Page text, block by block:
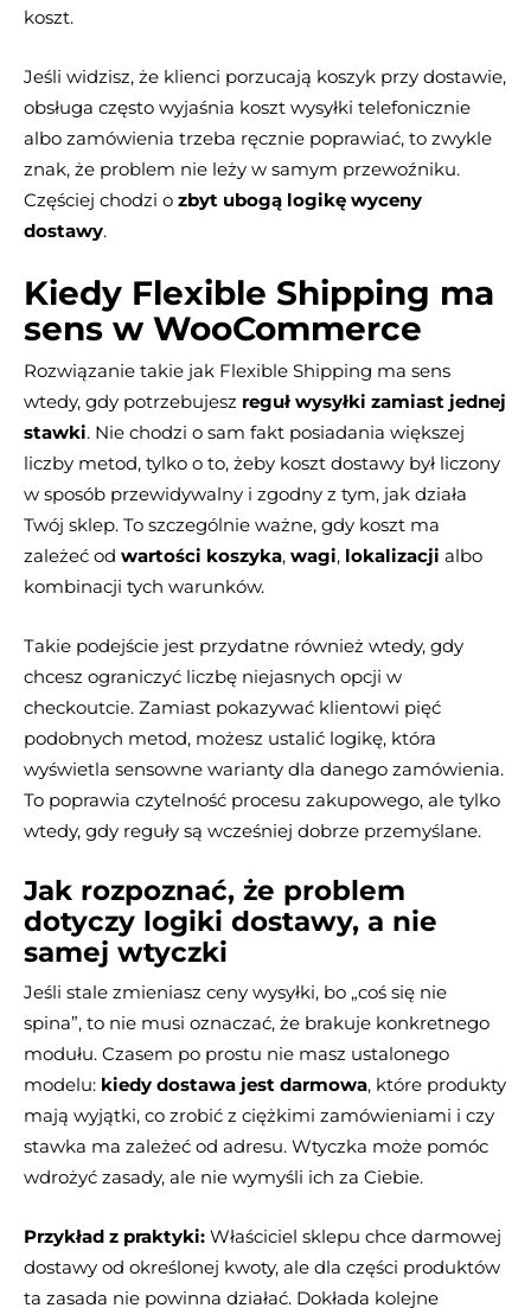
koszt.
Jeśli widzisz, że klienci porzucają koszyk przy dostawie,
obsługa często wyjaśnia koszt wysyłki telefonicznie
albo zamówienia trzeba ręcznie poprawiać, to zwykle
znak, że problem nie leży w samym przewoźniku.
Częściej chodzi o zbyt ubogą logikę wyceny
dostawy.
Kiedy Flexible Shipping ma
sens w WooCommerce
Rozwiązanie takie jak Flexible Shipping ma sens
wtedy, gdy potrzebujesz reguł wysyłki zamiast jednej
stawki. Nie chodzi o sam fakt posiadania większej
liczby metod, tylko o to, żeby koszt dostawy był liczony
w sposób przewidywalny i zgodny z tym, jak działa
Twój sklep. To szczególnie ważne, gdy koszt ma
zależeć od wartości koszyka, wagi, lokalizacji albo
kombinacji tych warunków.
Takie podejście jest przydatne również wtedy, gdy
chcesz ograniczyć liczbę niejasnych opcji w
checkoutcie. Zamiast pokazywać klientowi pięć
podobnych metod, możesz ustalić logikę, która
wyświetla sensowne warianty dla danego zamówienia.
To poprawia czytelność procesu zakupowego, ale tylko
wtedy, gdy reguły są wcześniej dobrze przemyślane.
Jak rozpoznać, że problem
dotyczy logiki dostawy, a nie
samej wtyczki
Jeśli stale zmieniasz ceny wysyłki, bo „coś się nie
spina”, to nie musi oznaczać, że brakuje konkretnego
modułu. Czasem po prostu nie masz ustalonego
modelu: kiedy dostawa jest darmowa, które produkty
mają wyjątki, co zrobić z ciężkimi zamówieniami i czy
stawka ma zależeć od adresu. Wtyczka może pomóc
wdrożyć zasady, ale nie wymyśli ich za Ciebie.
Przykład z praktyki: Właściciel sklepu chce darmowej
dostawy od określonej kwoty, ale dla części produktów
ta zasada nie powinna działać. Dokłada kolejne